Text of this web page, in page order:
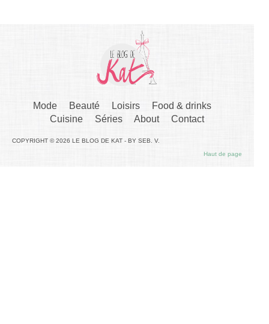
Mode Beauté Loisirs
Food & drinks
Cuisine
Séries About Contact
COPYRIGHT © 2026 LE BLOG DE KAT - BY SEB. V.
Haut de page